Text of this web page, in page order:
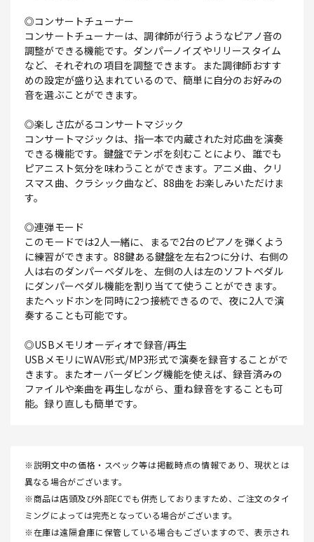
◎コンサートチューナー
コンサートチューナーは、調律師が行うようなピアノ音の
調整ができる機能です。ダンパーノイズやリリースタイム
など、それぞれの項目を調整できます。また調律師おすす
めの設定が盛り込まれているので、簡単に自分のお好みの
音を選ぶことができます。
◎楽しさ広がるコンサートマジック
コンサートマジックは、指一本で内蔵された対応曲を演奏
できる機能です。鍵盤でテンポを刻むことにより、誰でも
ピアニスト気分を味わうことができます。アニメ曲、クリ
スマス曲、クラシック曲など、88曲をお楽しみいただけま
す。
◎連弾モード
このモードでは2人一緒に、まるで2台のピアノを弾くよう
に練習ができます。88鍵ある鍵盤を左右2つに分け、右側の
人は右のダンパーペダルを、左側の人は左のソフトペダル
にダンパーペダル機能を割り当てて使うことができます。
またヘッドホンを同時に2つ接続できるので、夜に2人で演
奏することも可能です。
◎USBメモリオーディオで録音/再生
USBメモリにWAV形式/MP3形式で演奏を録音することがで
きます。またオーバーダビング機能を使えば、録音済みの
ファイルや楽曲を再生しながら、重ね録音をすることも可
能。録り直しも簡単です。
※説明文中の価格・スペック等は掲載時点の情報であり、現状とは
異なる場合がございます。
※商品は店頭及び外部ECでも併売しておりますため、ご注文のタイ
ミングによっては完売となっている場合がございます。
※在庫は遠隔倉庫に保管している場合もございますので、表示され